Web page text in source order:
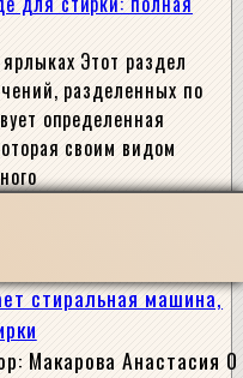
Этот раздел
разделенных по
определенная
своим видом
стиральная машина,
Макарова Анастасия 0